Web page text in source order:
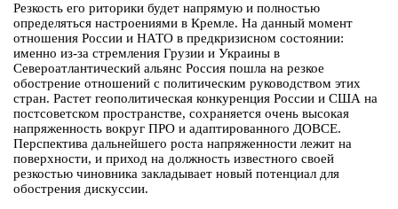
Резкость его риторики будет напрямую и полностью
определяться настроениями в Кремле. На данный момент
отношения России и НАТО в предкризисном состоянии:
именно из-за стремления Грузии и Украины в
Североатлантический альянс Россия пошла на резкое
обострение отношений с политическим руководством этих
стран. Растет геополитическая конкуренция России и США на
постсоветском пространстве, сохраняется очень высокая
напряженность вокруг ПРО и адаптированного ДОВСЕ.
Перспектива дальнейшего роста напряженности лежит на
поверхности, и приход на должность известного своей
резкостью чиновника закладывает новый потенциал для
обострения дискуссии.